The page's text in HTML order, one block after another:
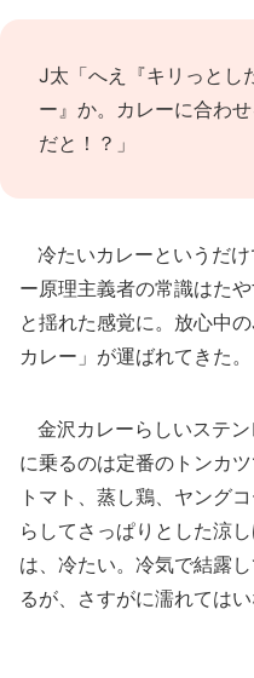
J太「へえ『キリっとし
ー』か。カレーに合わ
だと！？」
冷たいカレーというだ
ー原理主義者の常識はた
と揺れた感覚に。放心中
カレー」が運ばれてきた。
金沢カレーらしいステ
に乗るのは定番のトンカ
トマト、蒸し鶏、ヤング
らしてさっぱりとした涼
は、冷たい。冷気で結露
るが、さすがに濡れては